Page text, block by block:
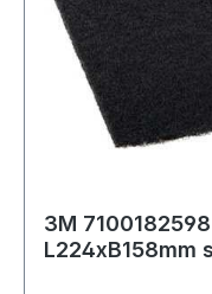
3M
L224xB158mm